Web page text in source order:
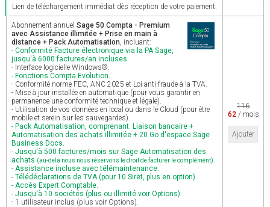
Lien de téléchargement immédiat dès réception de votre paiement.
Abonnement annuel Sage 50 Compta - Premium
avec Assistance illimitée + Prise en main à
distance + Pack Automatisation, incluant:
- Conformité Facture électronique via la PA Sage,
jusqu'à 6000 factures/an incluses.
- Interface logicielle Windows®.
- Fonctions Compta Evolution.
- Conformité norme FEC, ANC 2025 et Loi anti-fraude à la TVA.
- Mise à jour installée en automatique (pour vous garantir en
permanence une conformité technique et légale).
- Utilisation de vos données en local ou dans le Cloud (pour être
mobile et serein sur les sauvegardes).
- Pack Automatisation, comprenant: Liaison bancaire +
Automatisation des achats illimitée + 20 Go d'espace Sage
Business Docs.
- Jusqu'à 500 factures/mois sur Sage Automatisation des
achats (au-delà nous nous réservons le droit de facturer le complément).
- Assistance incluse avec télémaintenance.
- Télédéclarations de TVA (pour 10 Siret, plus en option).
- Accès Expert Comptable.
- Jusqu'à 10 sociétés (plus ou illimité voir Options).
- 1 utilisateur inclus (plus voir Options).
116
62/ mois
Ajouter